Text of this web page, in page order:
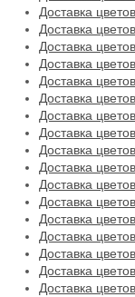
Доставка
Доставка
Доставка
Доставка
Доставка
Доставка
Доставка
Доставка
Доставка
Доставка
Доставка
Доставка
Доставка
Доставка
Доставка
Доставка
Доставка